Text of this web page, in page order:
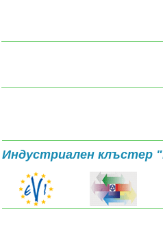
Индустриален клъстер